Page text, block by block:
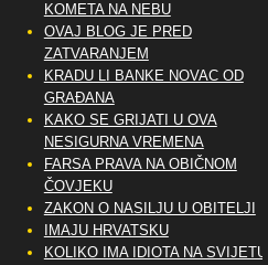
KOMETA NA NEBU
OVAJ BLOG JE PRED
ZATVARANJEM
KRADU LI BANKE NOVAC OD
GRAĐANA
KAKO SE GRIJATI U OVA
NESIGURNA VREMENA
FARSA PRAVA NA OBIČNOM
ČOVJEKU
ZAKON O NASILJU U OBITELJI
IMAJU HRVATSKU
KOLIKO IMA IDIOTA NA SVIJETU?